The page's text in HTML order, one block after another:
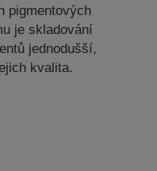
pigmentových
je skladování
jednodušší,
kvalita.